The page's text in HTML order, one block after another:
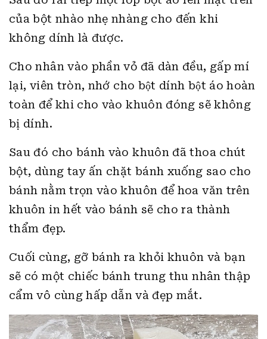
của bột nhào nhẹ nhàng cho đến khi
không dính là được.
Cho nhân vào phần vỏ đã dàn đều, gấp mí
lại, viên tròn, nhớ cho bột dính bột áo hoàn
toàn để khi cho vào khuôn đóng sẽ không
bị dính.
Sau đó cho bánh vào khuôn đã thoa chút
bột, dùng tay ấn chặt bánh xuống sao cho
bánh nằm trọn vào khuôn để hoa văn trên
khuôn in hết vào bánh sẽ cho ra thành
thẩm đẹp.
Cuối cùng, gỡ bánh ra khỏi khuôn và bạn
sẽ có một chiếc bánh trung thu nhân thập
cẩm vô cùng hấp dẫn và đẹp mắt.